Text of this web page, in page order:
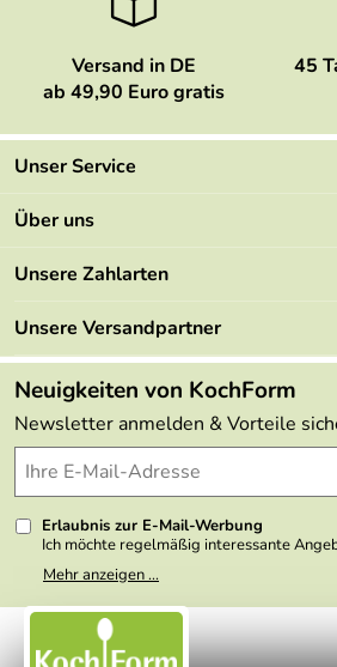
Versand in DE
ab 49,90 Euro gratis
45
Unser Service
Kontakt
Mehrwertsteuerfrei
Retourenportal
FAQs
Lieferbedingungen
Delivery Terms
Kundenlogin
Über uns
Marken
Angebote
Made in Germany
Themen
Wir über uns
Presse
Unsere Zahlarten
Unsere Versandpartner
Neuigkeiten von KochForm
Newsletter anmelden & Vorteile
Erlaubnis zur E-Mail-Werbung
Ich möchte regelmäßig interessante
Meine E-Mail-Adresse wird nicht an
weitergegeben. Zu statistischen Zwecken
nicht erkennbar, welche konkrete Person
Einwilligung zur Nutzung meiner E-Mail-
kann ich jederzeit mit Wirkung für die
Mehr anzeigen ...